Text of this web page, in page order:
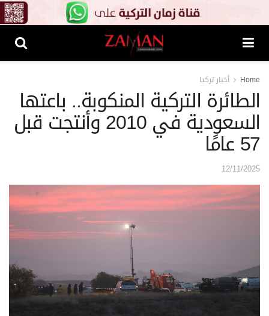
Home أخبار تركيا
الطائرة التركية المنكوبة.. باعتها
السعودية في 2010 وأنتجت قبل
57 عامًا
12/11/2025